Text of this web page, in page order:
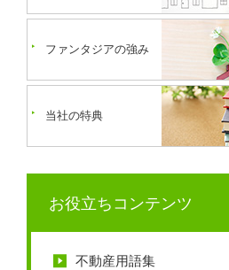
ファンタジアの強み
当社の特典
お役立ちコンテンツ
不動産用語集